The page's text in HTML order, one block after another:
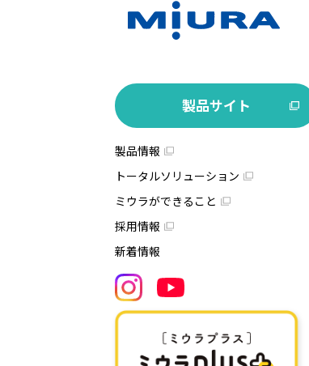
製品サイト
製品情報
トータルソリューション
ミウラができること
採用情報
新着情報